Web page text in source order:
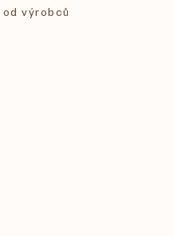
výrobců